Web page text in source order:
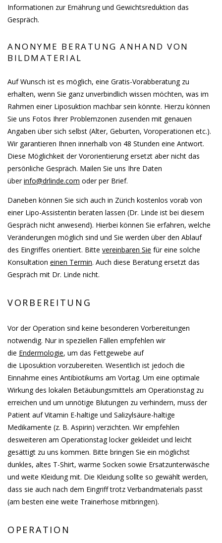
Informationen zur Ernährung und Gewichtsreduktion das
Gespräch.
ANONYME BERATUNG ANHAND VON
BILDMATERIAL
Auf Wunsch ist es möglich, eine Gratis-Vorabberatung zu
erhalten, wenn Sie ganz unverbindlich wissen möchten, was im
Rahmen einer Liposuktion machbar sein könnte. Hierzu können
Sie uns Fotos Ihrer Problemzonen zusenden mit genauen
Angaben über sich selbst (Alter, Geburten, Voroperationen etc.).
Wir garantieren Ihnen innerhalb von 48 Stunden eine Antwort.
Diese Möglichkeit der Vororientierung ersetzt aber nicht das
persönliche Gespräch. Mailen Sie uns Ihre Daten
überinfo@drlinde.com oder per Brief.
Daneben können Sie sich auch in Zürich kostenlos vorab von
einer Lipo-Assistentin beraten lassen (Dr. Linde ist bei diesem
Gespräch nicht anwesend). Hierbei können Sie erfahren, welche
Veränderungen möglich sind und Sie werden über den Ablauf
des Eingriffes orientiert. Bitte vereinbaren Sie für eine solche
Konsultation einen Termin. Auch diese Beratung ersetzt das
Gespräch mit Dr. Linde nicht.
VORBEREITUNG
Vor der Operation sind keine besonderen Vorbereitungen
notwendig. Nur in speziellen Fällen empfehlen wir
die Endermologie, um das Fettgewebe auf
die Liposuktion vorzubereiten. Wesentlich ist jedoch die
Einnahme eines Antibiotikums am Vortag. Um eine optimale
Wirkung des lokalen Betäubungsmittels am Operationstag zu
erreichen und um unnötige Blutungen zu verhindern, muss der
Patient auf Vitamin E-haltige und Salizylsäure-haltige
Medikamente (z. B. Aspirin) verzichten. Wir empfehlen
desweiteren am Operationstag locker gekleidet und leicht
gesättigt zu uns kommen. Bitte bringen Sie ein möglichst
dunkles, altes T-Shirt, warme Socken sowie Ersatzunterwäsche
und weite Kleidung mit. Die Kleidung sollte so gewählt werden,
dass sie auch nach dem Eingriff trotz Verbandmaterials passt
(am besten eine weite Trainerhose mitbringen).
OPERATION